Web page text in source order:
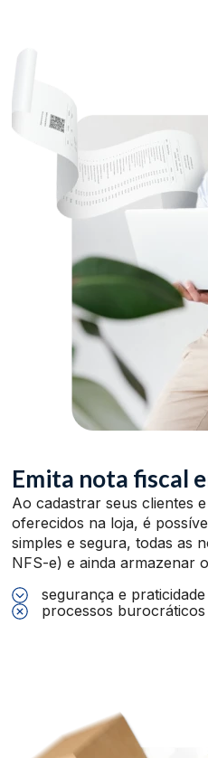
Emita nota fiscal
Ao cadastrar seus clientes
oferecidos na loja, é
simples e segura, todas as
NFS-e) e ainda armazenar
segurança e praticidade
processos